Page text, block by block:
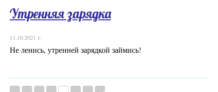
Утренняя зарядка
11.10.2021 г.
Не ленись, утренней зарядкой займись!